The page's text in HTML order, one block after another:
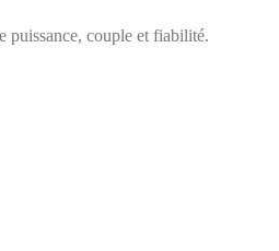
puissance, couple et fiabilité.